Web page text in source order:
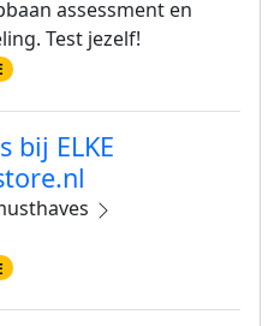
assessment en
Test jezelf!
bij ELKE